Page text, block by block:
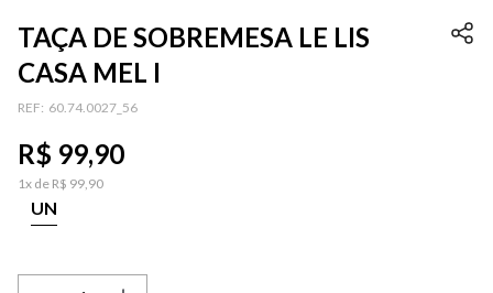
TAÇA DE SOBREMESA LE LIS
CASA MEL I
: 60.74.0027_56
R$ 99,90
1x de R$ 99,90
UN